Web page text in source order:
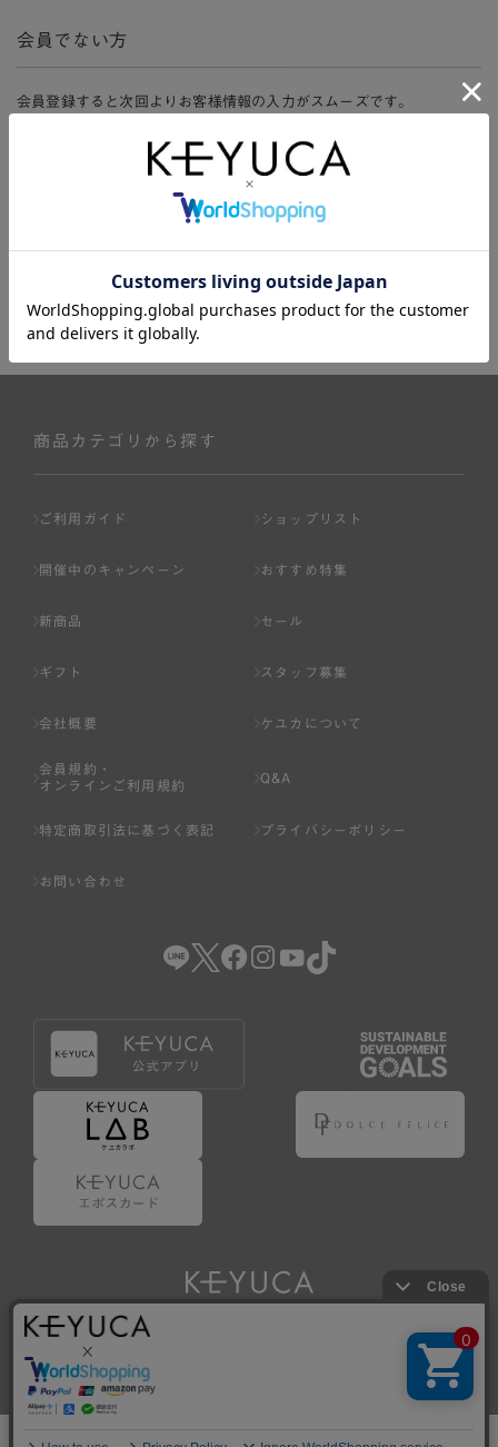
会員でない方
会員登録すると次回よりお客様情報の入力がスムーズです。
ージ、購入履歴をご利用いただけます。
商品カテゴリから探す
ご利用ガイド ショップリスト
開催中のキャンペーン おすすめ特集
新商品 セール
ギフト スタッフ募集
会社概要 ケユカについて
会員規約・
オンラインご利用規約
Q&A
特定商取引法に基づく表記 プライバシーポリシー
お問い合わせ
Copyright © KAWAJUN Co., Ltd. All Rights Reserved.